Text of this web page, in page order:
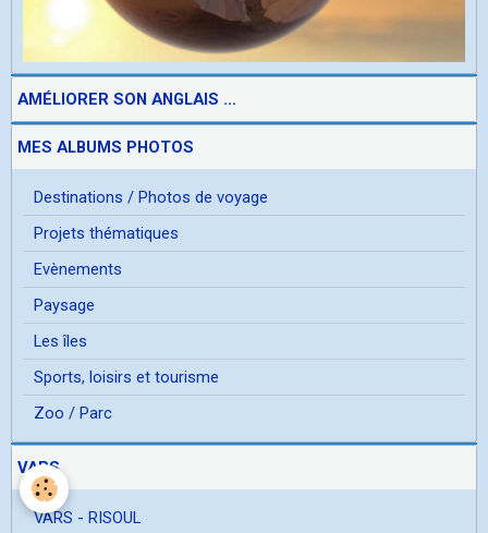
AMÉLIORER SON ANGLAIS ...
MES ALBUMS PHOTOS
Destinations / Photos de voyage
Projets thématiques
Evènements
Paysage
Les îles
Sports, loisirs et tourisme
Zoo / Parc
VARS
VARS - RISOUL